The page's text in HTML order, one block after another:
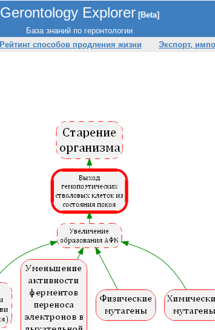
Gerontology Explorer [Beta]
База знаний по геронтологии
Рейтинг способов продления жизни Экспорт,